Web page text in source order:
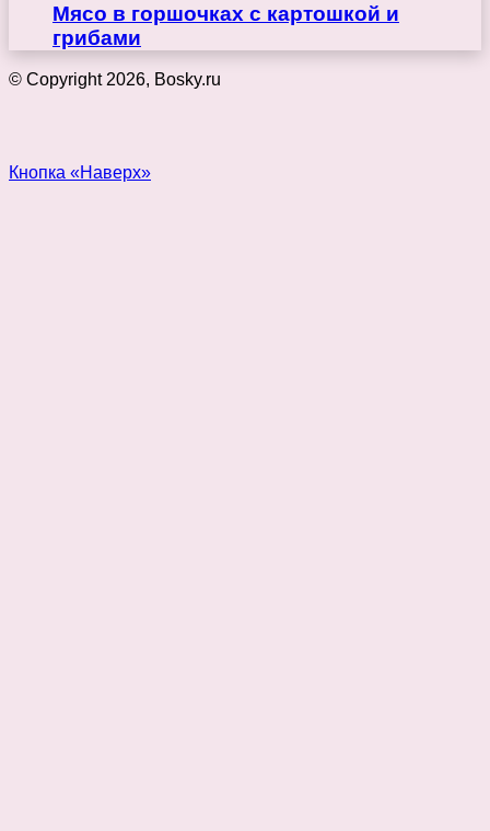
Мясо в горшочках с картошкой и
грибами
© Copyright 2026, Bosky.ru
Кнопка «Наверх»